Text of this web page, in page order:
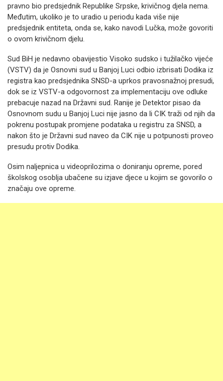
pravno bio predsjednik Republike Srpske, krivičnog djela nema.
Međutim, ukoliko je to uradio u periodu kada više nije
predsjednik entiteta, onda se, kako navodi Lučka, može govoriti
o ovom krivičnom djelu.
Sud BiH je nedavno obavijestio Visoko sudsko i tužilačko vijeće
(VSTV) da je Osnovni sud u Banjoj Luci odbio izbrisati Dodika iz
registra kao predsjednika SNSD-a uprkos pravosnažnoj presudi,
dok se iz VSTV-a odgovornost za implementaciju ove odluke
prebacuje nazad na Državni sud. Ranije je Detektor pisao da
Osnovnom sudu u Banjoj Luci nije jasno da li CIK traži od njih da
pokrenu postupak promjene podataka u registru za SNSD, a
nakon što je Državni sud naveo da CIK nije u potpunosti proveo
presudu protiv Dodika.
Osim naljepnica u videoprilozima o doniranju opreme, pored
školskog osoblja ubačene su izjave djece u kojim se govorilo o
značaju ove opreme.